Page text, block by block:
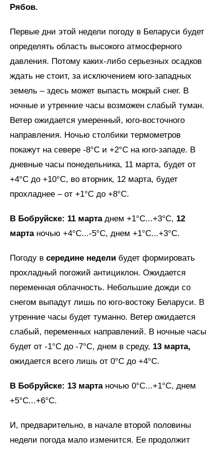
Рябов.
Первые дни этой недели погоду в Беларуси будет
определять область высокого атмосферного
давления. Потому каких-либо серьезных осадков
ждать не стоит, за исключением юго-западных
земель – здесь может выпасть мокрый снег. В
ночные и утренние часы возможен слабый туман.
Ветер ожидается умеренный, юго-восточного
направления. Ночью столбики термометров
покажут на севере -8°C и +2°C на юго-западе. В
дневные часы понедельника, 11 марта, будет от
+4°C до +10°C, во вторник, 12 марта, будет
прохладнее – от +1°C до +8°C.
В Бобруйске: 11 мартаднем +1°C...+3°C, 12
мартаночью +4°C...-5°C, днем +1°C...+3°C.
Погоду в середине недели будет формировать
прохладный погожий антициклон. Ожидается
переменная облачность. Небольшие дожди со
снегом выпадут лишь по юго-востоку Беларуси. В
утренние часы будет туманно. Ветер ожидается
слабый, переменных направлений. В ночные часы
будет от -1°C до -7°C, днем в среду, 13 марта,
ожидается всего лишь от 0°C до +4°C.
В Бобруйске: 13 мартаночью 0°C...+1°C, днем
+5°C...+6°C.
И, предварительно, в начале второй половины
недели погода мало изменится. Ее продолжит